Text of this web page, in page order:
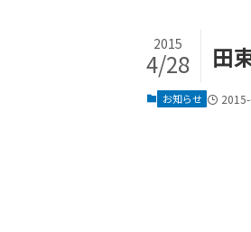
田
2015
4/28
お知らせ